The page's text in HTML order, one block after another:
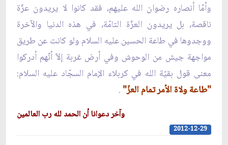
وأمّا أنصاره رضوان الله عليهم، فقد كانوا لا يريدون عزّة
ناقصة، بل يريدون العزّة التامّة، في هذه الدنيا والآخرة
ووجدوها في طاعة الحسين عليه السلام ولو كانت عن طريق
مواجهة جيش من الوحوش وفي أرض غربة إلاّ أنّهم أدركوا
معنى قول بقيّة الله في كربلاء الإمام السجّاد عليه السلام:
"طاعة ولاة الأمر تمام العزّ" .
وآخر دعوانا أن الحمد لله رب العالمين
2012-12-29